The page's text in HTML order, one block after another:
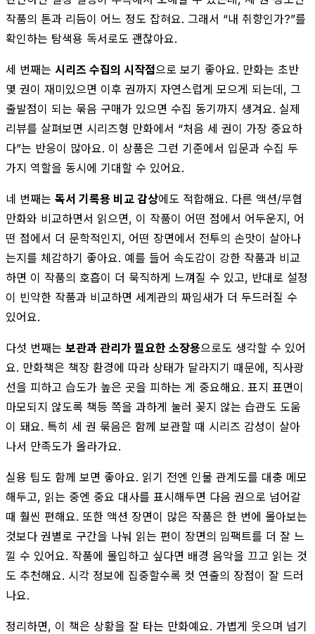
작품의 톤과 리듬이 어느 정도 잡혀요. 그래서 “내 취향인가?”를
확인하는 탐색용 독서로도 괜찮아요.
세 번째는 시리즈 수집의 시작점으로 보기 좋아요. 만화는 초반
몇 권이 재미있으면 이후 권까지 자연스럽게 모으게 되는데, 그
출발점이 되는 묶음 구매가 있으면 수집 동기까지 생겨요. 실제
리뷰를 살펴보면 시리즈형 만화에서 “처음 세 권이 가장 중요하
다”는 반응이 많아요. 이 상품은 그런 기준에서 입문과 수집 두
가지 역할을 동시에 기대할 수 있어요.
네 번째는 독서 기록용 비교 감상에도 적합해요. 다른 액션/무협
만화와 비교하면서 읽으면, 이 작품이 어떤 점에서 어두운지, 어
떤 점에서 더 문학적인지, 어떤 장면에서 전투의 손맛이 살아나
는지를 체감하기 좋아요. 예를 들어 속도감이 강한 작품과 비교
하면 이 작품의 호흡이 더 묵직하게 느껴질 수 있고, 반대로 설정
이 빈약한 작품과 비교하면 세계관의 짜임새가 더 두드러질 수
있어요.
다섯 번째는 보관과 관리가 필요한 소장용으로도 생각할 수 있어
요. 만화책은 책장 환경에 따라 상태가 달라지기 때문에, 직사광
선을 피하고 습도가 높은 곳을 피하는 게 중요해요. 표지 표면이
마모되지 않도록 책등 쪽을 과하게 눌러 꽂지 않는 습관도 도움
이 돼요. 특히 세 권 묶음은 함께 보관할 때 시리즈 감성이 살아
나서 만족도가 올라가요.
실용 팁도 함께 보면 좋아요. 읽기 전엔 인물 관계도를 대충 메모
해두고, 읽는 중엔 중요 대사를 표시해두면 다음 권으로 넘어갈
때 훨씬 편해요. 또한 액션 장면이 많은 작품은 한 번에 몰아보는
것보다 권별로 구간을 나눠 읽는 편이 장면의 임팩트를 더 잘 느
낄 수 있어요. 작품에 몰입하고 싶다면 배경 음악을 끄고 읽는 것
도 추천해요. 시각 정보에 집중할수록 컷 연출의 장점이 잘 드러
나요.
정리하면, 이 책은 상황을 잘 타는 만화예요. 가볍게 웃으며 넘기